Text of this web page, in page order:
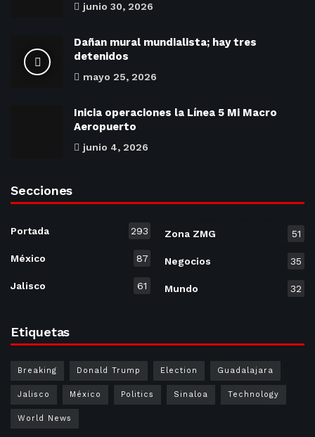
junio 30, 2026
Dañan mural mundialista; hay tres
detenidos
mayo 25, 2026
Inicia operaciones la Línea 5 Mi Macro
Aeropuerto
junio 4, 2026
Secciones
Portada 293
México 87
Jalisco 61
Zona ZMG 51
Negocios 35
Mundo 32
Etiquetas
Breaking Donald Trump Election Guadalajara
Jalisco México Politics Sinaloa Technology
World News